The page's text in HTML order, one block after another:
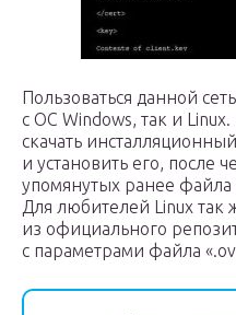
Пользоваться данной
с ОС Windows, так и
скачать
и установить его, после
упомянутых ранее
Для любителей Linux так
из официального
с параметрами файла